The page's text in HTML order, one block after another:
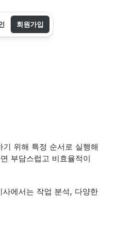
위해 특정 순서로 실행해
부담스럽고 비효율적이
에서는 작업 분석, 다양한
회원가입